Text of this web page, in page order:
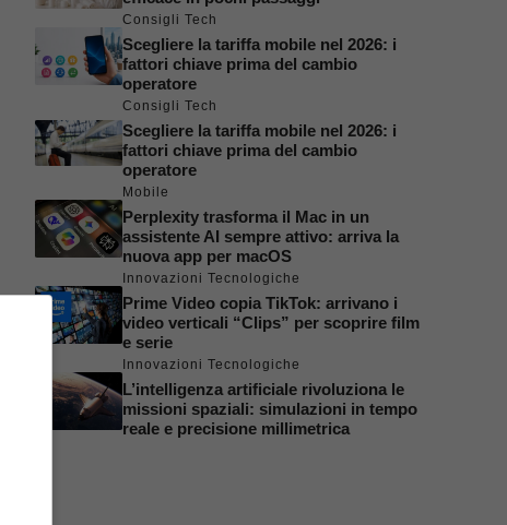
Consigli Tech
Scegliere la tariffa mobile nel 2026: i
fattori chiave prima del cambio
operatore
Consigli Tech
Scegliere la tariffa mobile nel 2026: i
fattori chiave prima del cambio
operatore
Mobile
Perplexity trasforma il Mac in un
assistente AI sempre attivo: arriva la
nuova app per macOS
Innovazioni Tecnologiche
Prime Video copia TikTok: arrivano i
video verticali “Clips” per scoprire film
e serie
Innovazioni Tecnologiche
L’intelligenza artificiale rivoluziona le
missioni spaziali: simulazioni in tempo
reale e precisione millimetrica